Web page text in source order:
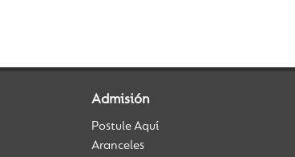
Admisión
Postule Aquí
Aranceles